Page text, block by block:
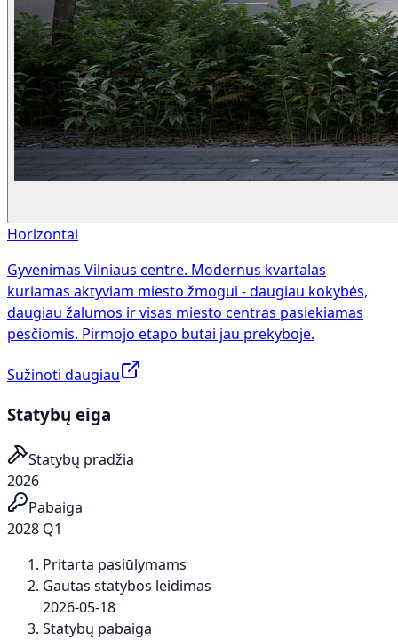
Horizontai
Gyvenimas Vilniaus centre. Modernus kvartalas
kuriamas aktyviam miesto žmogui - daugiau kokybės,
daugiau žalumos ir visas miesto centras pasiekiamas
pėsčiomis. Pirmojo etapo butai jau prekyboje.
Sužinoti daugiau
Statybų eiga
Statybų pradžia
2026
Pabaiga
2028 Q1
Pritarta pasiūlymams
Gautas statybos leidimas
2026-05-18
Statybų pabaiga